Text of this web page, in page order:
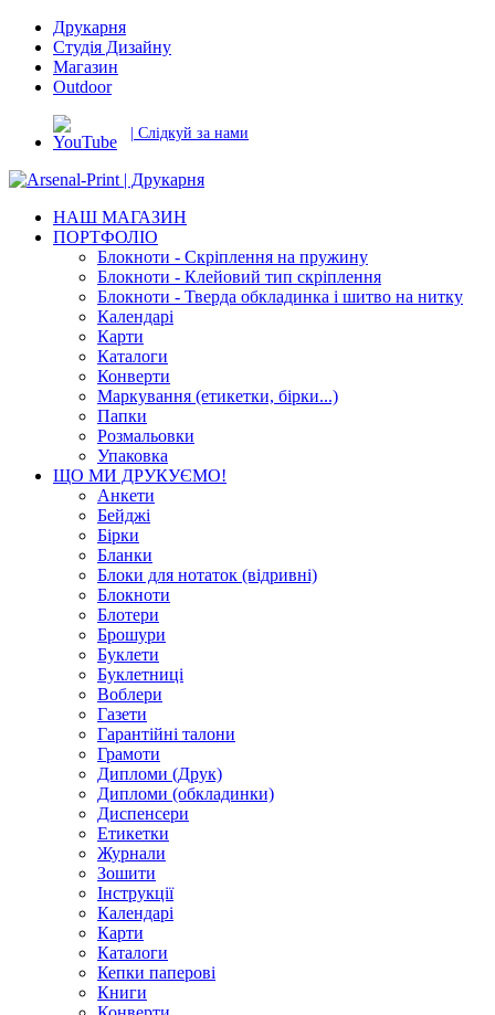
Друкарня
Студія Дизайну
Магазин
Outdoor
| Слідкуй за нами
НАШ МАГАЗИН
ПОРТФОЛІО
Блокноти - Скріплення на пружину
Блокноти - Клейовий тип скріплення
Блокноти - Тверда обкладинка і шитво на нитку
Календарі
Карти
Каталоги
Конверти
Маркування (етикетки, бірки...)
Папки
Розмальовки
Упаковка
ЩО МИ ДРУКУЄМО!
Анкети
Бейджі
Бірки
Бланки
Блоки для нотаток (відривні)
Блокноти
Блотери
Брошури
Буклети
Буклетниці
Воблери
Газети
Гарантійні талони
Грамоти
Дипломи (Друк)
Дипломи (обкладинки)
Диспенсери
Етикетки
Журнали
Зошити
Інструкції
Календарі
Карти
Каталоги
Кепки паперові
Книги